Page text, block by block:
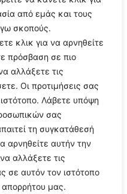
από εμάς και τους
σκοπούς.
κλικ για να αρνηθείτε
πρόσβαση σε πιο
αλλάξετε τις
Οι προτιμήσεις σας
Λάβετε υπόψη
σας
τη συγκατάθεσή
αρνηθείτε αυτήν την
αλλάξετε τις
σε αυτόν τον ιστότοπο
απορρήτου μας.
Us
Reserved
είναι πιστοποιημένη στο
Τύπου της ΓΓ Επικοινωνίας
)